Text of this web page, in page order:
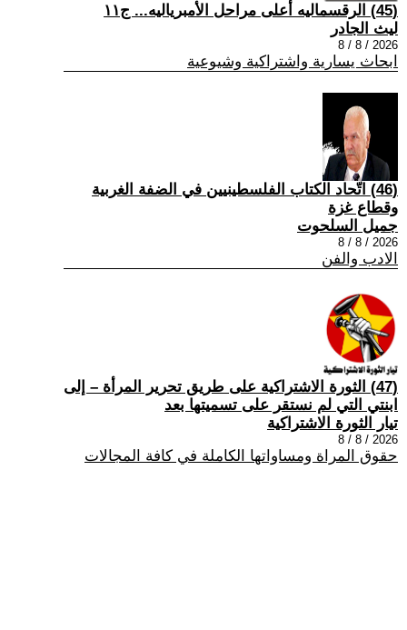
(45) الرقسماليه أعلى مراحل الأمبرياليه... ج١١
ليث الجادر
2026 / 8 / 8
ابحاث يسارية واشتراكية وشيوعية
(46) اتّحاد الكتاب الفلسطينيين في الضفة الغربية
وقطاع غزة
جميل السلحوت
2026 / 8 / 8
الادب والفن
(47) الثورة الاشتراكية على طريق تحرير المرأة – إلى
ابنتي التي لم نستقر على تسميتها بعد
تيار الثورة الاشتراكية
2026 / 8 / 8
حقوق المراة ومساواتها الكاملة في كافة المجالات